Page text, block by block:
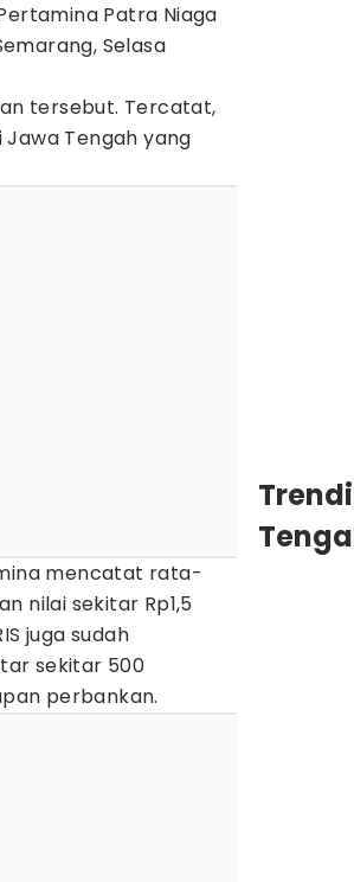
Patra Niaga
Selasa
tersebut. Tercatat,
Tengah yang
mencatat rata-
nilai sekitar Rp1,5
juga sudah
sekitar 500
perbankan.